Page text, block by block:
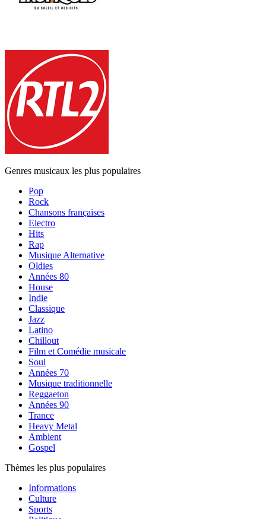
Genres musicaux les plus populaires
Pop
Rock
Chansons françaises
Electro
Hits
Rap
Musique Alternative
Oldies
Années 80
House
Indie
Classique
Jazz
Latino
Chillout
Film et Comédie musicale
Soul
Années 70
Musique traditionnelle
Reggaeton
Années 90
Trance
Heavy Metal
Ambient
Gospel
Thèmes les plus populaires
Informations
Culture
Sports